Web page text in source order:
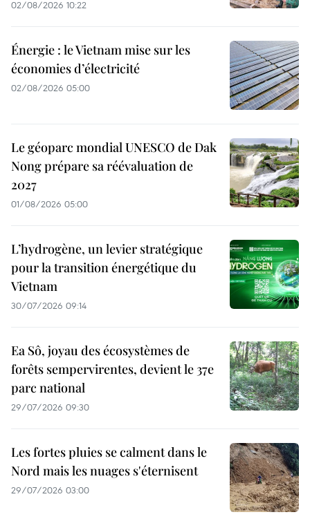
02/08/2026 10:22
Énergie : le Vietnam mise sur les
économies d’électricité
02/08/2026 05:00
Le géoparc mondial UNESCO de Dak
Nong prépare sa réévaluation de
2027
01/08/2026 05:00
L’hydrogène, un levier stratégique
pour la transition énergétique du
Vietnam
30/07/2026 09:14
Ea Sô, joyau des écosystèmes de
forêts sempervirentes, devient le 37e
parc national
29/07/2026 09:30
Les fortes pluies se calment dans le
Nord mais les nuages s'éternisent
29/07/2026 03:00